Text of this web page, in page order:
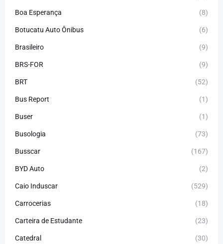
Boa Esperança (8)
Botucatu Auto Ônibus (6)
Brasileiro (9)
BRS-FOR (9)
BRT (52)
Bus Report (1)
Buser (1)
Busologia (73)
Busscar (167)
BYD Auto (2)
Caio Induscar (529)
Carrocerias (18)
Carteira de Estudante (23)
Catedral (30)